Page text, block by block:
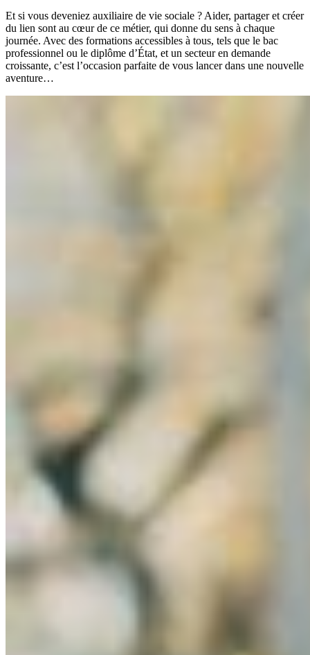
Et si vous deveniez auxiliaire de vie sociale ? Aider, partager et créer
du lien sont au cœur de ce métier, qui donne du sens à chaque
journée. Avec des formations accessibles à tous, tels que le bac
professionnel ou le diplôme d’État, et un secteur en demande
croissante, c’est l’occasion parfaite de vous lancer dans une nouvelle
aventure…